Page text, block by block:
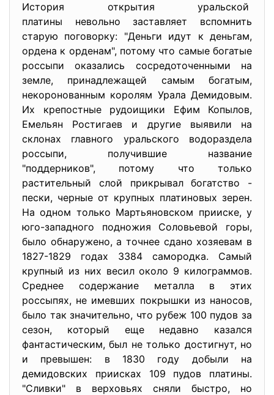
История открытия уральской
платины невольно заставляет вспомнить
старую поговорку: "Деньги идут к деньгам,
ордена к орденам", потому что самые богатые
россыпи оказались сосредоточенными на
земле, принадлежащей самым богатым,
некоронованным королям Урала Демидовым.
Их крепостные рудоищики Ефим Копылов,
Емельян Ростигаев и другие выявили на
склонах главного уральского водораздела
россыпи, получившие название
"поддерников", потому что только
растительный слой прикрывал богатство -
пески, черные от крупных платиновых зерен.
На одном только Мартьяновском прииске, у
юго-западного подножия Соловьевой горы,
было обнаружено, а точнее сдано хозяевам в
1827-1829 годах 3384 самородка. Самый
крупный из них весил около 9 килограммов.
Среднее содержание металла в этих
россыпях, не имевших покрышки из наносов,
было так значительно, что рубеж 100 пудов за
сезон, который еще недавно казался
фантастическим, был не только достигнут, но
и превышен: в 1830 году добыли на
демидовских приисках 109 пудов платины.
"Сливки" в верховьях сняли быстро, но